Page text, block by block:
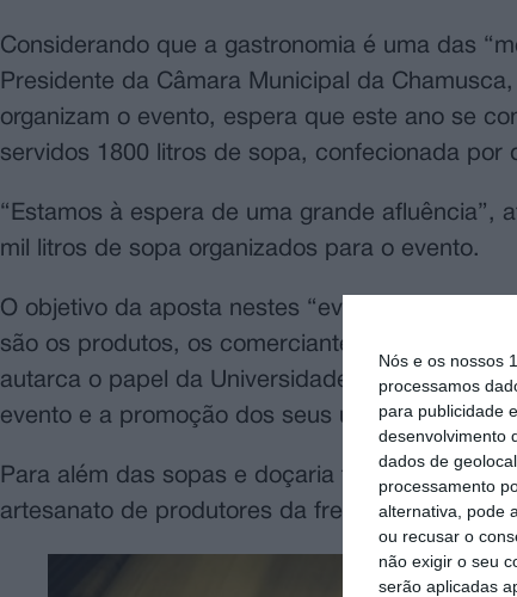
Nós e os nossos
processamos
para publicidade
desenvolvimento
dados de
processamento
alternativa, pode
ou recusar o
não exigir o seu
serão aplicadas
Considerando que a gastronomia é uma das
Presidente da Câmara Municipal da
organizam o evento, espera que este ano se
servidos 1800 litros de sopa, confecionada
“Estamos à espera de uma grande afluência”,
mil litros de sopa organizados para o evento.
O objetivo da aposta nestes “eventos
são os produtos, os comerciantes e as
autarca o papel da Universidade Sénior e de
evento e a promoção dos seus usos e
Para além das sopas e doçaria tradicional,
artesanato de produtores da freguesia de Vale